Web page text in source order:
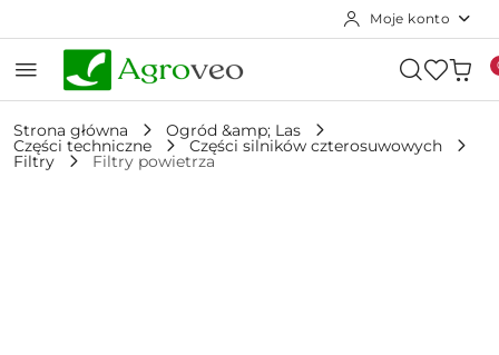
Moje konto
Strona główna Ogród &amp; Las
Części techniczne Części silników czterosuwowych
Filtry Filtry powietrza